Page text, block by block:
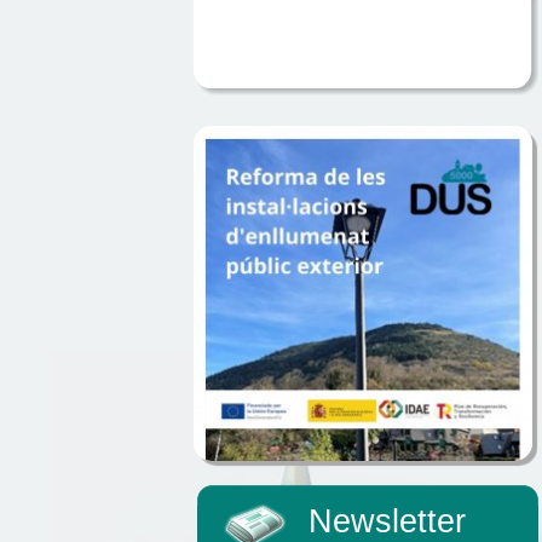
Newsletter